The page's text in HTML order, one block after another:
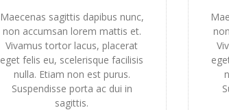
Maecenas sagittis dapibus nunc,
non accumsan lorem mattis et.
Vivamus tortor lacus, placerat
eget felis eu, scelerisque facilisis
nulla. Etiam non est purus.
Suspendisse porta ac dui in
sagittis.